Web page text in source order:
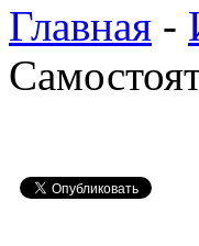
Главная -